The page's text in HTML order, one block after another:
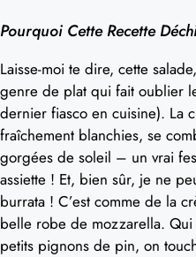
Pourquoi Cette Recette
Laisse-moi te dire, cette
genre de plat qui fait oublier
dernier fiasco en cuisine). La
fraîchement blanchies, se
gorgées de soleil – un vrai
assiette ! Et, bien sûr, je ne
burrata ! C’est comme de la
belle robe de mozzarella.
petits pignons de pin, on